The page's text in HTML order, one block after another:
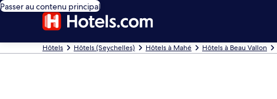
Passer au contenu principal
Hôtels Hôtels (Seychelles) Hôtels à Mahé Hôtels à Beau Vallon